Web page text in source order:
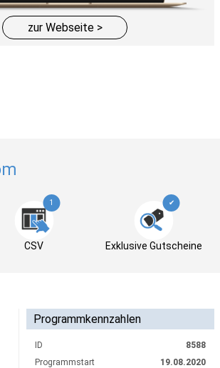
zur Webseite >
1
CSV
✔
Exklusive Gutscheine
Programmkennzahlen
ID
8588
Programmstart
19.08.2020